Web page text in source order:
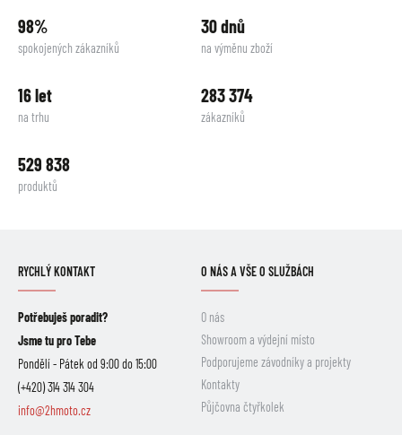
98%
spokojených zákazníků
30 dnů
na výměnu zboží
16 let
na trhu
283 374
zákazníků
529 838
produktů
RYCHLÝ KONTAKT
Potřebuješ poradit?
Jsme tu pro Tebe
Pondělí - Pátek od 9:00 do 15:00
(+420) 314 314 304
info@2hmoto.cz
O NÁS A VŠE O SLUŽBÁCH
O nás
Showroom a výdejní místo
Podporujeme závodníky a projekty
Kontakty
Půjčovna čtyřkolek